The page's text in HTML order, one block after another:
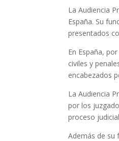
La Audiencia
España. Su
presentados
En España,
civiles y
encabezados
La Audiencia
por los
proceso
Además de su